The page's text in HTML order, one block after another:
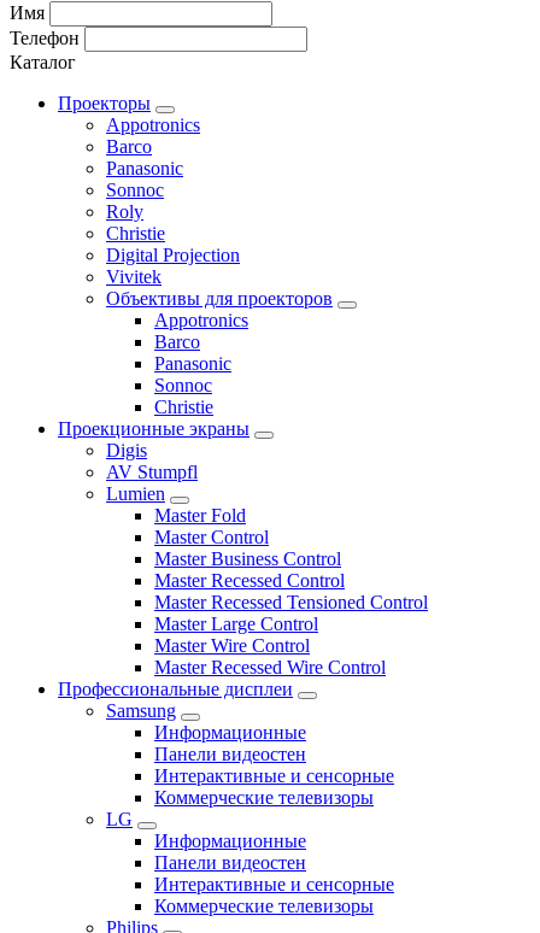
Имя
Телефон
Каталог
Проекторы
Appotronics
Barco
Panasonic
Sonnoc
Roly
Christie
Digital Projection
Vivitek
Объективы для проекторов
Appotronics
Barco
Panasonic
Sonnoc
Сhristie
Проекционные экраны
Digis
AV Stumpfl
Lumien
Master Fold
Master Control
Master Business Control
Master Recessed Control
Master Recessed Tensioned Control
Master Large Control
Master Wire Control
Master Recessed Wire Control
Профессиональные дисплеи
Samsung
Информационные
Панели видеостен
Интерактивные и сенсорные
Коммерческие телевизоры
LG
Информационные
Панели видеостен
Интерактивные и сенсорные
Коммерческие телевизоры
Philips